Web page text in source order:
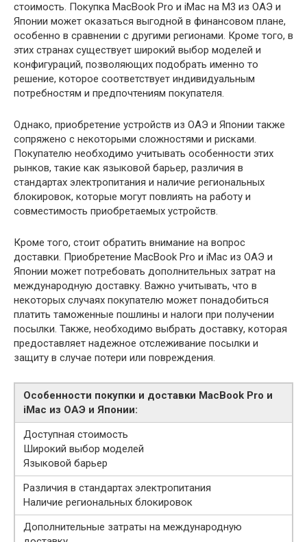
стоимость. Покупка MacBook Pro и iMac на M3 из ОАЭ и
Японии может оказаться выгодной в финансовом плане,
особенно в сравнении с другими регионами. Кроме того, в
этих странах существует широкий выбор моделей и
конфигураций, позволяющих подобрать именно то
решение, которое соответствует индивидуальным
потребностям и предпочтениям покупателя.
Однако, приобретение устройств из ОАЭ и Японии также
сопряжено с некоторыми сложностями и рисками.
Покупателю необходимо учитывать особенности этих
рынков, такие как языковой барьер, различия в
стандартах электропитания и наличие региональных
блокировок, которые могут повлиять на работу и
совместимость приобретаемых устройств.
Кроме того, стоит обратить внимание на вопрос
доставки. Приобретение MacBook Pro и iMac из ОАЭ и
Японии может потребовать дополнительных затрат на
международную доставку. Важно учитывать, что в
некоторых случаях покупателю может понадобиться
платить таможенные пошлины и налоги при получении
посылки. Также, необходимо выбрать доставку, которая
предоставляет надежное отслеживание посылки и
защиту в случае потери или повреждения.
Особенности покупки и доставки MacBook Pro и
iMac из ОАЭ и Японии:
Доступная стоимость
Широкий выбор моделей
Языковой барьер
Различия в стандартах электропитания
Наличие региональных блокировок
Дополнительные затраты на международную